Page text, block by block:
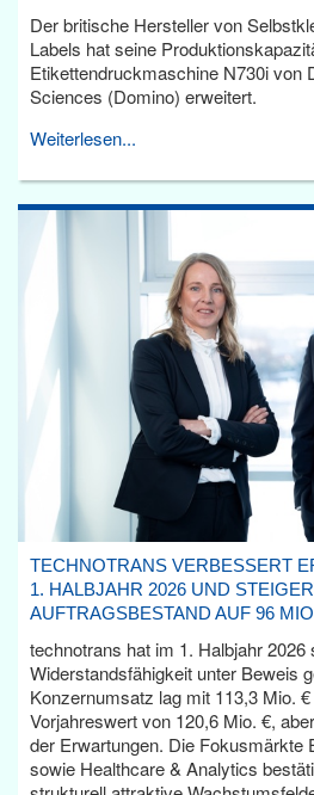
Der britische Hersteller von
Labels hat seine
Etikettendruckmaschine N730i von
Sciences (Domino) erweitert.
Weiterlesen...
TECHNOTRANS VERBESSERT
1. HALBJAHR 2026 UND
AUFTRAGSBESTAND AUF 96
technotrans hat im 1. Halbjahr 2026
Widerstandsfähigkeit unter Beweis
Konzernumsatz lag mit 113,3 Mio.
Vorjahreswert von 120,6 Mio. €,
der Erwartungen. Die Fokusmärkte
sowie Healthcare & Analytics